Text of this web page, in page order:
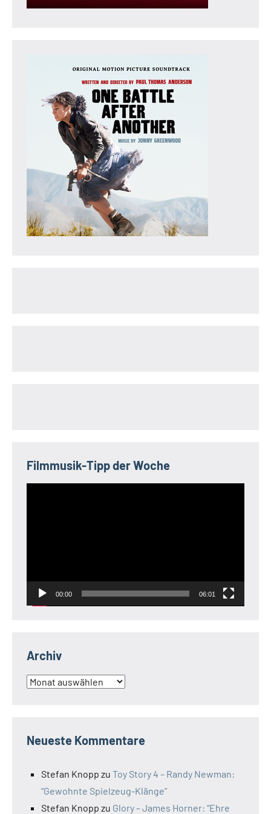
Filmmusik-Tipp der Woche
00:00 06:01
Archiv
Archiv
Neueste Kommentare
Stefan Knopp zu Toy Story 4 – Randy Newman:
“Gewohnte Spielzeug-Klänge”
Stefan Knopp zu Glory – James Horner: “Ehre